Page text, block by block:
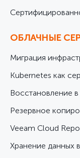
ОБЛАЧНЫЕ
Миграция
Kubernetes как
Восстановление в
Резервное
Veeam Cloud
Хранение данных